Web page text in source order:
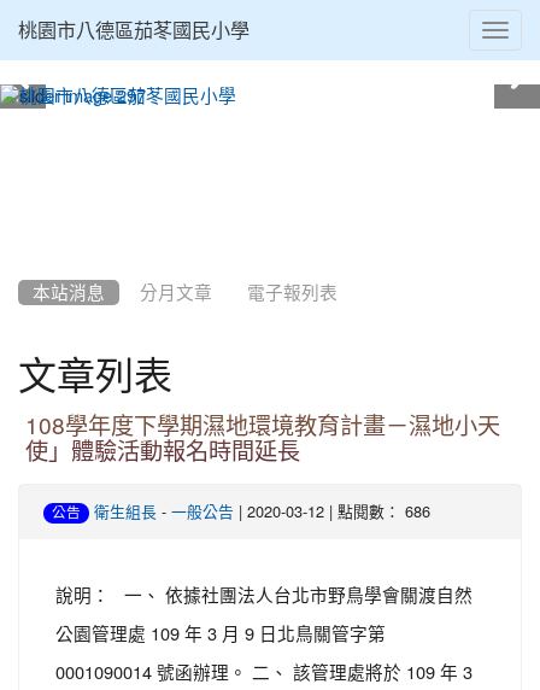
桃園市八德區茄苳國民小學
本站消息 分月文章 電子報列表
文章列表
108學年度下學期濕地環境教育計畫－濕地小天
使」體驗活動報名時間延長
公告 衛生組長 - 一般公告 | 2020-03-12 | 點閱數： 686
說明： 一、 依據社團法人台北市野鳥學會關渡自然
公園管理處 109 年 3 月 9 日北鳥關管字第
0001090014 號函辦理。 二、 該管理處將於 109 年 3